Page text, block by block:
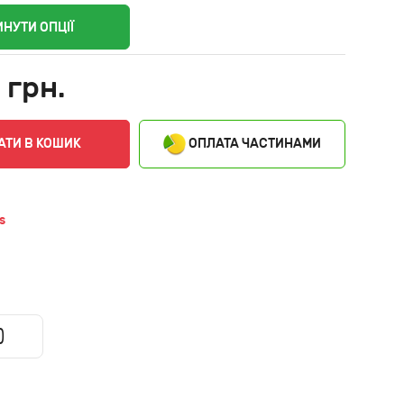
ОПЦІЇ
В КОШИК ОПЛАТА ЧАСТИНАМИ